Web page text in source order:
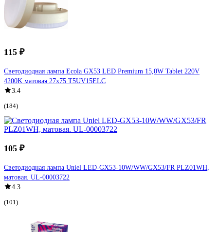
115 ₽
Светодиодная лампа Ecola GX53 LED Premium 15,0W Tablet 220V
4200K матовая 27x75 T5UV15ELC
3.4
(184)
105 ₽
Светодиодная лампа Uniel LED-GX53-10W/WW/GX53/FR PLZ01WH,
матовая. UL-00003722
4.3
(101)